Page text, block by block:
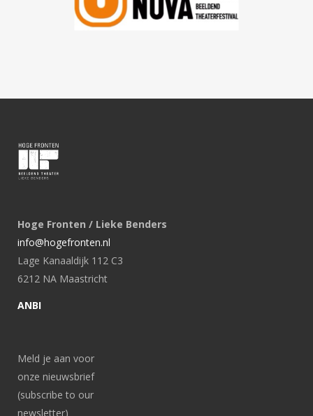
Hoge Fronten / Lieke Benders
info@hogefronten.nl
Lage Kanaaldijk 112 C3
6212 NA Maastricht
ANBI
Meld je aan voor
onze nieuwsbrief
(subscribe to our
newsletter)